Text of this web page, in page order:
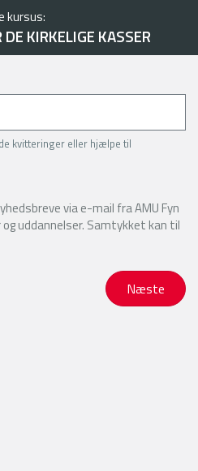
kursus:
KIRKELIGE KASSER
kvitteringer eller hjælpe til
via e-mail fra AMU Fyn
uddannelser. Samtykket kan til